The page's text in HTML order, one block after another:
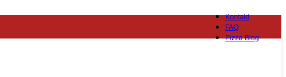
Kontakt
FAQ
Pizza Blog